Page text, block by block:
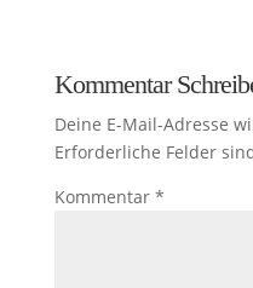
Kommentar
Deine E-Mail-Adresse
Erforderliche Felder
Kommentar *